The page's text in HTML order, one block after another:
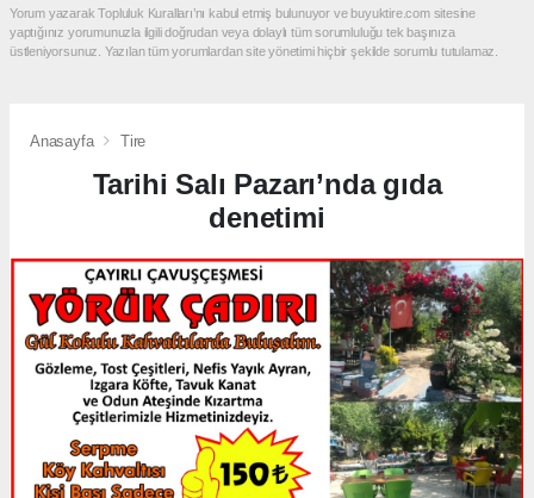
Yorum yazarak Topluluk Kuralları’nı kabul etmiş bulunuyor ve buyuktire.com sitesine
yaptığınız yorumunuzla ilgili doğrudan veya dolaylı tüm sorumluluğu tek başınıza
üstleniyorsunuz. Yazılan tüm yorumlardan site yönetimi hiçbir şekilde sorumlu tutulamaz.
Anasayfa Tire
Tarihi Salı Pazarı’nda gıda
denetimi